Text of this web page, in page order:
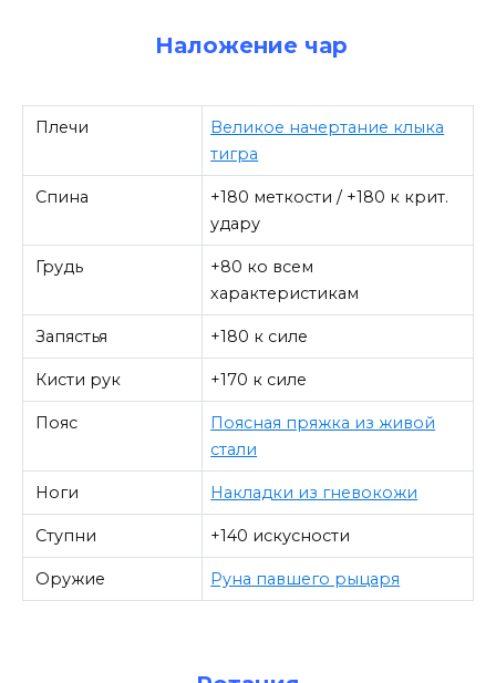
Наложение чар
Плечи
Великое начертание клыка
тигра
Спина
+180 меткости / +180 к крит.
удару
Грудь
+80 ко всем
характеристикам
Запястья +180 к силе
Кисти рук +170 к силе
Пояс
Поясная пряжка из живой
стали
Ноги Накладки из гневокожи
Ступни +140 искусности
Оружие Руна павшего рыцаря